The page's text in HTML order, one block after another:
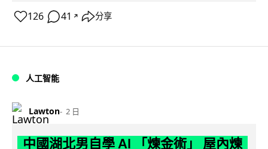
126 41 ↗ 分享
人工智能
Lawton 2 日
中國湖北男自學 AI 「煉金術」 屋內煉